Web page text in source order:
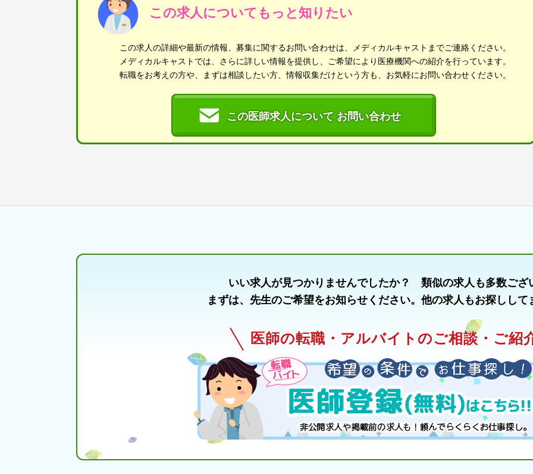
この求人についてもっと知りたい
この求人の詳細や最新の情報、募集に関するお問い合わせは、メディカルキャストまでご連絡ください。
メディカルキャストでは、さらに詳しい情報を提供し、ご希望により医療機関への紹介を行っています。
転職をお考えの方や、まずは相談したい方、情報収集だけという方も、お気軽にお問い合わせください。
この医師求人について お問い合わせ
いい求人が見つかりませんでしたか？ 類似の求人も多数ござ
まずは、先生のご希望をお知らせください。他の求人もお探しして
医師の転職・アルバイトのご相談・ご紹